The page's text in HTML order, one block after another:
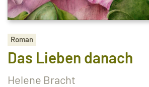
Roman
Das Lieben danach
Helene Bracht